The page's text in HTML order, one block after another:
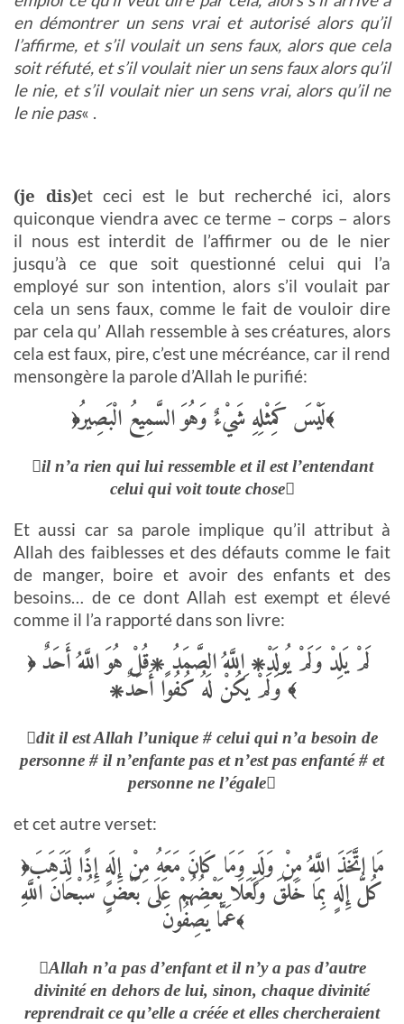
en démontrer un sens vrai et autorisé alors qu’il
l’affirme, et s’il voulait un sens faux, alors que cela
soit réfuté, et s’il voulait nier un sens faux alors qu’il
le nie, et s’il voulait nier un sens vrai, alors qu’il ne
le nie pas« .
(je dis)et ceci est le but recherché ici, alors
quiconque viendra avec ce terme – corps – alors
il nous est interdit de l’affirmer ou de le nier
jusqu’à ce que soit questionné celui qui l’a
employé sur son intention, alors s’il voulait par
cela un sens faux, comme le fait de vouloir dire
par cela qu’ Allah ressemble à ses créatures, alors
cela est faux, pire, c’est une mécréance, car il rend
mensongère la parole d’Allah le purifié:
﴿لَيْسَ كَمِثْلِهِ شَيْءٌ وَهُوَ السَّمِيعُ الْبَصِيرُ﴾
il n’a rien qui lui ressemble et il est l’entendant
celui qui voit toute chose
Et aussi car sa parole implique qu’il attribut à
Allah des faiblesses et des défauts comme le fait
de manger, boire et avoir des enfants et des
besoins… de ce dont Allah est exempt et élevé
comme il l’a rapporté dans son livre:
﴿قُلْ هُوَ اللَّهُ أَحَدٌ۞اللَّهُ الصَّمَدُ۞لَمْ يَلِدْ وَلَمْ يُولَدْ
۞وَلَمْ يَكُنْ لَهُ كُفُوًا أَحَدٌ ﴾
dit il est Allah l’unique # celui qui n’a besoin de
personne # il n’enfante pas et n’est pas enfanté # et
personne ne l’égale
et cet autre verset:
﴿مَا اتَّخَذَ اللَّهُ مِنْ وَلَدٍ وَمَا كَانَ مَعَهُ مِنْ إِلَهٍ إِذًا لَذَهَبَ
كُلُّ إِلَهٍ بِمَا خَلَقَ وَلَعَلَا بَعْضُهُمْ عَلَى بَعْضٍ سُبْحَانَ اللَّهِ
عَمَّا يَصِفُونَ﴾
Allah n’a pas d’enfant et il n’y a pas d’autre
divinité en dehors de lui, sinon, chaque divinité
reprendrait ce qu’elle a créée et elles chercheraient